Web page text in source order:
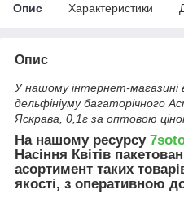
Опис Характеристики
Опис
У нашому інтернет-магазині
дельфiнiуму багаторiчного
Яскрава, 0,1г за оптовою
На нашому ресурсу
Насіння Квітів
асортимент таких
якості, з оперативною